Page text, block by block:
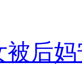
被后